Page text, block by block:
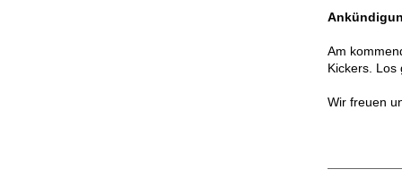
Am
Kickers.
Wir freuen